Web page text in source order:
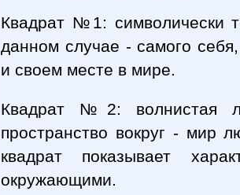
Квадрат №1: символически
данном случае - самого
и своем месте в мире.
Квадрат №2: волнистая
пространство вокруг - мир
квадрат показывает
окружающими.